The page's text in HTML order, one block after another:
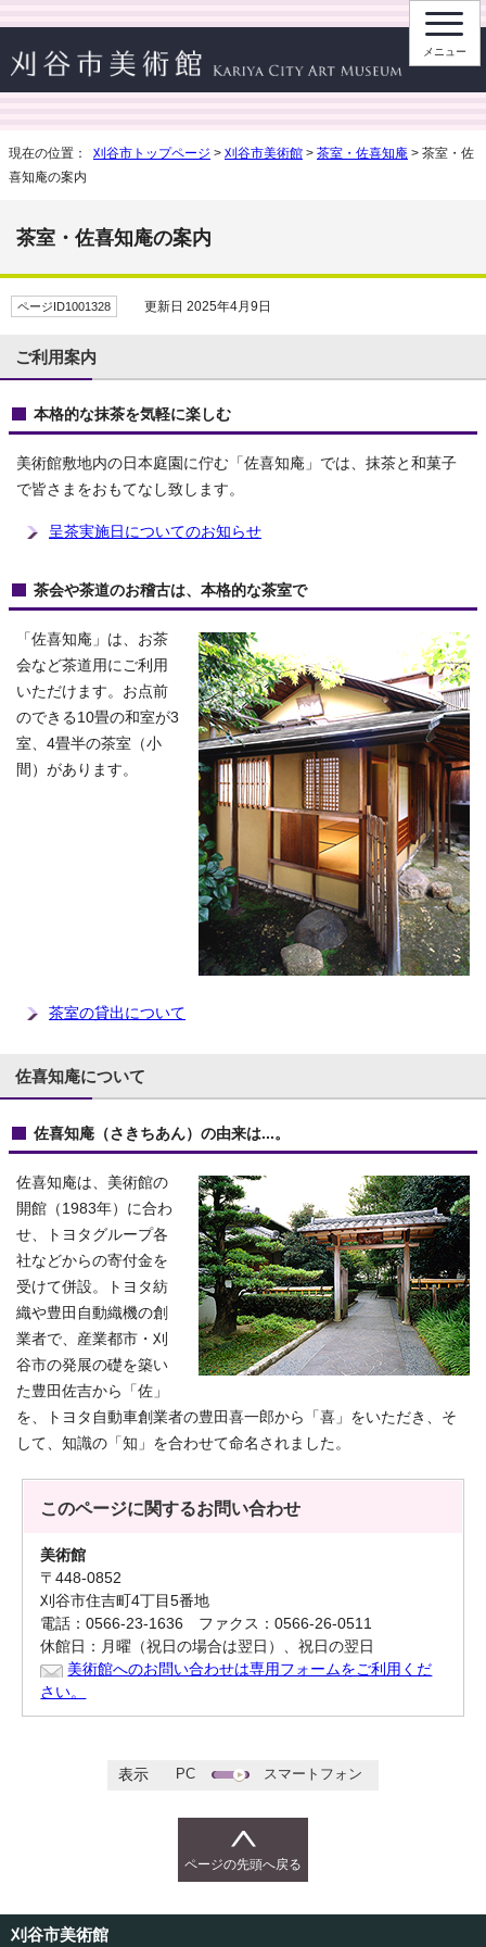
メニュー
現在の位置： 刈谷市トップページ > 刈谷市美術館 > 茶室・佐喜知庵 > 茶室・佐
喜知庵の案内
茶室・佐喜知庵の案内
ページID1001328 更新日 2025年4月9日
ご利用案内
本格的な抹茶を気軽に楽しむ
美術館敷地内の日本庭園に佇む「佐喜知庵」では、抹茶と和菓子
で皆さまをおもてなし致します。
呈茶実施日についてのお知らせ
茶会や茶道のお稽古は、本格的な茶室で
「佐喜知庵」は、お茶
会など茶道用にご利用
いただけます。お点前
のできる10畳の和室が3
室、4畳半の茶室（小
間）があります。
茶室の貸出について
佐喜知庵について
佐喜知庵（さきちあん）の由来は...。
佐喜知庵は、美術館の
開館（1983年）に合わ
せ、トヨタグループ各
社などからの寄付金を
受けて併設。トヨタ紡
織や豊田自動織機の創
業者で、産業都市・刈
谷市の発展の礎を築い
た豊田佐吉から「佐」
を、トヨタ自動車創業者の豊田喜一郎から「喜」をいただき、そ
して、知識の「知」を合わせて命名されました。
このページに関するお問い合わせ
美術館
〒448-0852
刈谷市住吉町4丁目5番地
電話：0566-23-1636 ファクス：0566-26-0511
休館日：月曜（祝日の場合は翌日）、祝日の翌日
美術館へのお問い合わせは専用フォームをご利用くだ
さい。
表示 PC スマートフォン
ページの先頭へ戻る
刈谷市美術館